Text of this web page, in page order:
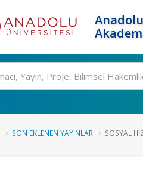
SON EKLENEN YAYINLAR SOSYAL